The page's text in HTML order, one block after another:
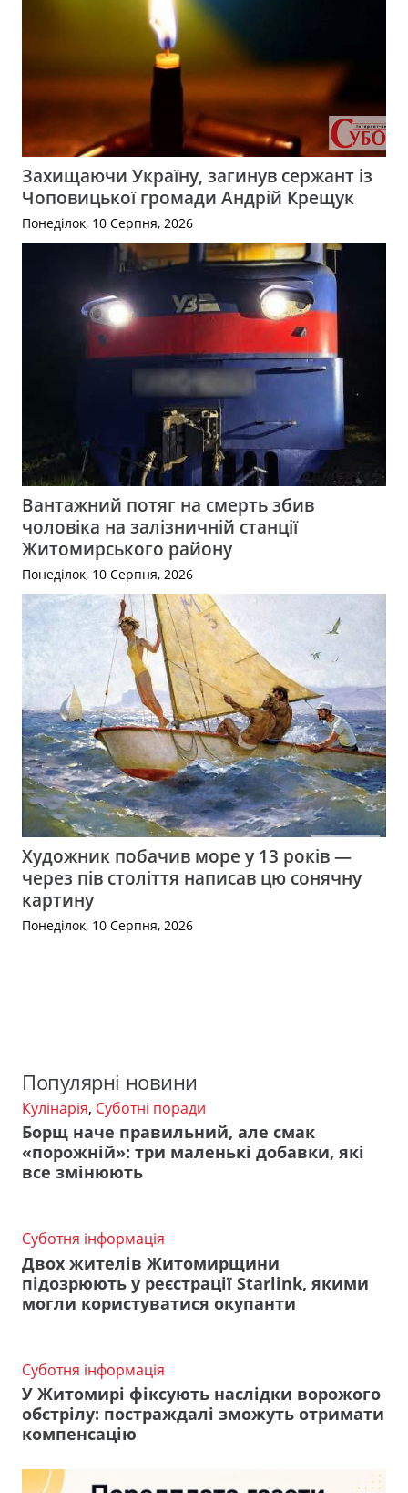
Захищаючи Україну, загинув сержант із
Чоповицької громади Андрій Крещук
Понеділок, 10 Серпня, 2026
Вантажний потяг на смерть збив
чоловіка на залізничній станції
Житомирського району
Понеділок, 10 Серпня, 2026
Художник побачив море у 13 років —
через пів століття написав цю сонячну
картину
Понеділок, 10 Серпня, 2026
Популярні новини
Кулінарія, Суботні поради
Борщ наче правильний, але смак
«порожній»: три маленькі добавки, які
все змінюють
Суботня інформація
Двох жителів Житомирщини
підозрюють у реєстрації Starlink, якими
могли користуватися окупанти
Суботня інформація
У Житомирі фіксують наслідки ворожого
обстрілу: постраждалі зможуть отримати
компенсацію